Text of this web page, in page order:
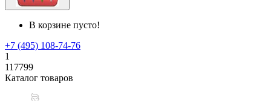
В корзине пусто!
+7 (495) 108-74-76
1
117799
Каталог товаров